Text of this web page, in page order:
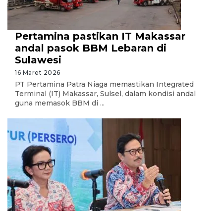
Pertamina pastikan IT Makassar
andal pasok BBM Lebaran di
Sulawesi
16 Maret 2026
PT Pertamina Patra Niaga memastikan Integrated
Terminal (IT) Makassar, Sulsel, dalam kondisi andal
guna memasok BBM di ...